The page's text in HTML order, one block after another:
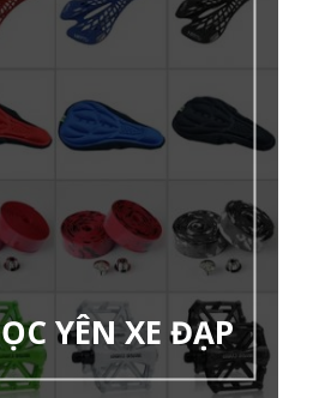
YÊN XE ĐẠP